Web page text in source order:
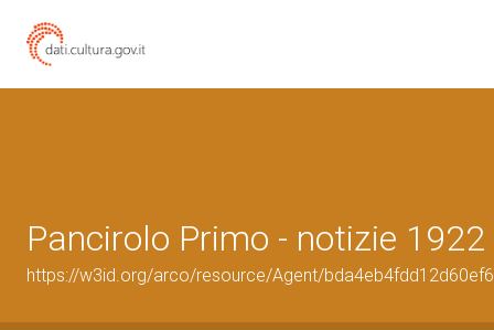
Pancirolo Primo - notizie 1922
https://w3id.org/arco/resource/Agent/